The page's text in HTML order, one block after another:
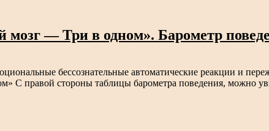
— Три в одном». Барометр
бессознательные автоматические реакции и
С правой стороны таблицы барометра поведения, можно